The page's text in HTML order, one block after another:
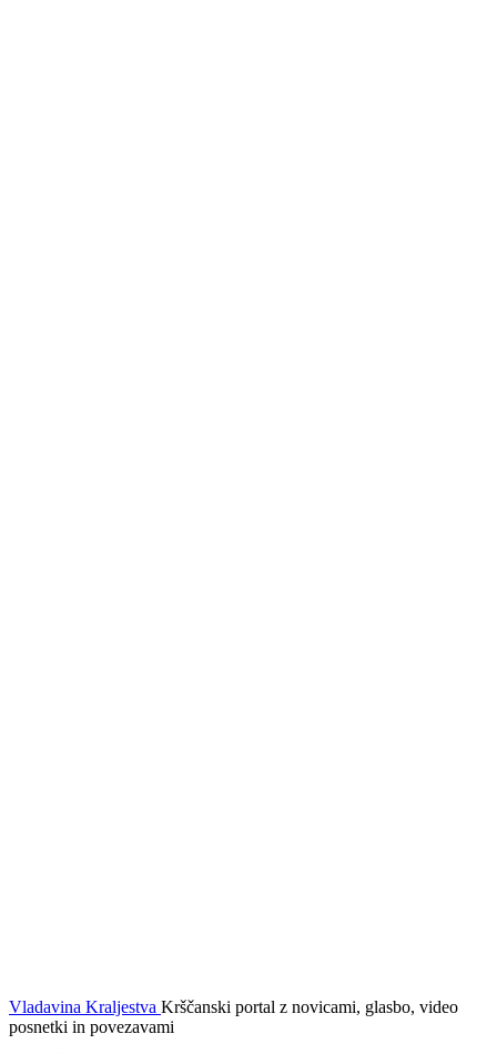
Vladavina Kraljestva Krščanski portal z novicami, glasbo, video
posnetki in povezavami